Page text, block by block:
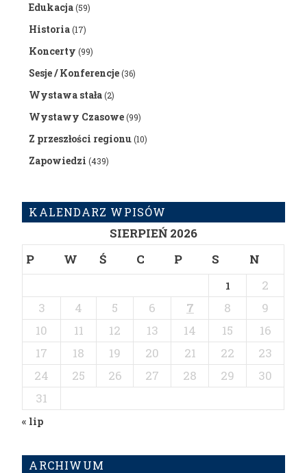
Edukacja(59)
Historia(17)
Koncerty (99)
Sesje / Konferencje(36)
Wystawa stała(2)
Wystawy Czasowe(99)
Z przeszłości regionu(10)
Zapowiedzi (439)
KALENDARZ WPISÓW
SIERPIEŃ 2026
P
W Ś C P S N
1
2
3
4 5 6 7 8
9
10
11 12 13 14 15
16
17
18 19 20 21 22
23
24
25 26 27 28 29
30
31
« lip
ARCHIWUM